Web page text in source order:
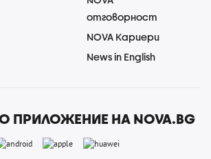
отговорност
NOVA Кариери
News in English
ПРИЛОЖЕНИЕ НА NOVA.BG